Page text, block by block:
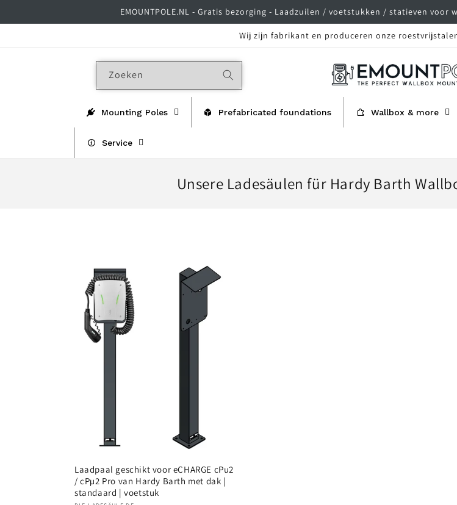
content
EMOUNTPOLE.NL - Gratis bezorging - Laadzuilen / voetstukken / statieven voor
Wij zijn fabrikant en produceren onze
Zoeken
Mounting Poles Prefabricated foundations Wallbox & more
Service
C
c
Unsere Ladesäulen für Hardy Barth
Laadpaal geschikt voor eCHARGE cPu2
/ cPµ2 Pro van Hardy Barth met dak |
standaard | voetstuk